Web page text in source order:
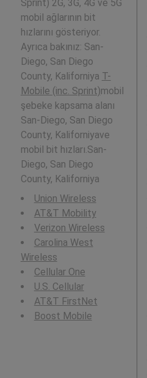
Sprint) 2G, 3G, 4G ve 5G
mobil ağlarının bit
hızlarını gösteriyor.
Ayrıca bakınız: San-
Diego, San Diego
County, Kaliforniya T-
Mobile (inc. Sprint)mobil
şebeke kapsama alanı
San-Diego, San Diego
County, Kaliforniyave
mobil bit hızları.San-
Diego, San Diego
County, Kaliforniya
Union Wireless
AT&T Mobility
Verizon Wireless
Carolina West
Wireless
Cellular One
U.S. Cellular
AT&T FirstNet
Boost Mobile